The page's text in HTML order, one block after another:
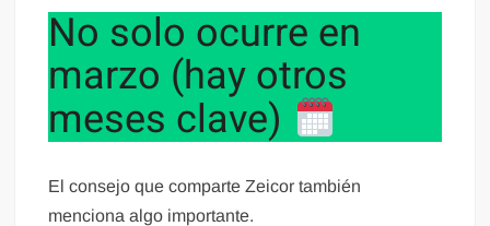
No solo ocurre en
marzo (hay otros
meses clave)
El consejo que comparte Zeicor también
menciona algo importante.